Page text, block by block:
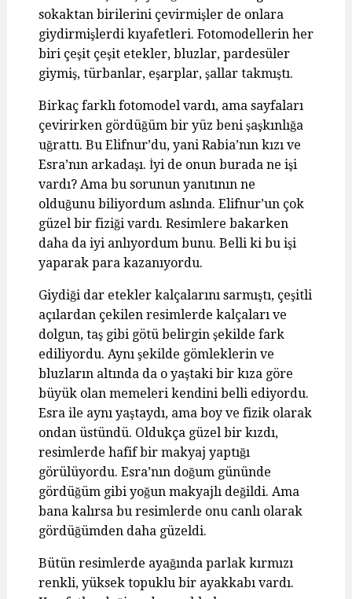
sokaktan birilerini çevirmişler de onlara
giydirmişlerdi kıyafetleri. Fotomodellerin her
biri çeşit çeşit etekler, bluzlar, pardesüler
giymiş, türbanlar, eşarplar, şallar takmıştı.
Birkaç farklı fotomodel vardı, ama sayfaları
çevirirken gördüğüm bir yüz beni şaşkınlığa
uğrattı. Bu Elifnur’du, yani Rabia’nın kızı ve
Esra’nın arkadaşı. İyi de onun burada ne işi
vardı? Ama bu sorunun yanıtının ne
olduğunu biliyordum aslında. Elifnur’un çok
güzel bir fiziği vardı. Resimlere bakarken
daha da iyi anlıyordum bunu. Belli ki bu işi
yaparak para kazanıyordu.
Giydiği dar etekler kalçalarını sarmıştı, çeşitli
açılardan çekilen resimlerde kalçaları ve
dolgun, taş gibi götü belirgin şekilde fark
ediliyordu. Aynı şekilde gömleklerin ve
bluzların altında da o yaştaki bir kıza göre
büyük olan memeleri kendini belli ediyordu.
Esra ile aynı yaştaydı, ama boy ve fizik olarak
ondan üstündü. Oldukça güzel bir kızdı,
resimlerde hafif bir makyaj yaptığı
görülüyordu. Esra’nın doğum gününde
gördüğüm gibi yoğun makyajlı değildi. Ama
bana kalırsa bu resimlerde onu canlı olarak
gördüğümden daha güzeldi.
Bütün resimlerde ayağında parlak kırmızı
renkli, yüksek topuklu bir ayakkabı vardı.